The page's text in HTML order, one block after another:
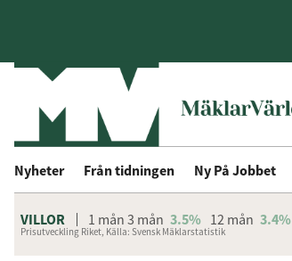
Nyheter Från tidningen Ny På Jobbet
VILLOR 1 mån 3 mån 3.5% 12 mån 3.4%
Prisutveckling Riket, Källa: Svensk Mäklarstatistik